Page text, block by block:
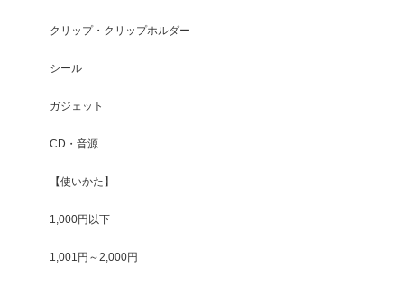
クリップ・クリップホルダー
シール
ガジェット
CD・音源
【使いかた】
1,000円以下
1,001円～2,000円